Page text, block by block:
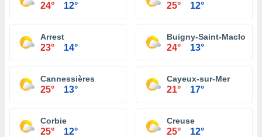
24° 12° 25° 12°
Arrest
23° 14°
Buigny-Saint-Maclou
24° 13°
Cannessières
25° 13°
Cayeux-sur-Mer
21° 17°
Corbie
25° 12°
Creuse
25° 12°